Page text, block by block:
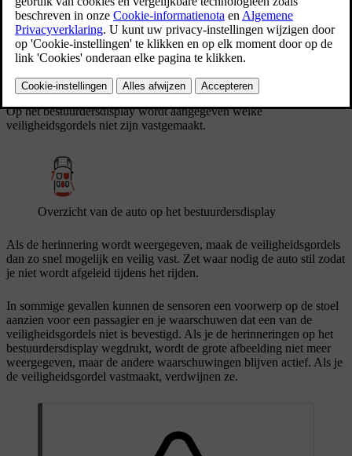
Symbool voor herinnering veiligheidsgordel
Op het bestuurdersdisplay wordt aangegeven welke
veiligheidsgordels niet zijn vastgemaakt.
Overzicht van de auto op het bestuurdersdisplay
Als de herinnering wordt weergegeven, maak de veiligheidsgordels
dan zo snel mogelijk en veilig vast. Zet waar nodig de auto stil zodat
je niet wordt afgeleid tijdens het rijden.
In sommige gevallen kunnen de sensoren een voorwerp op de stoel
aanzien voor een passagier en je waarschuwen dat een van de
veiligheidsgordels niet is bevestigd. Als je de herinneringen op het
bestuurdersdisplay wegdrukt, wordt de grote afbeelding niet meer
weergegeven, maar de andere waarschuwingen blijven actief. Als je
de veiligheidsgordel vastmaakt, verdwijnen ze.